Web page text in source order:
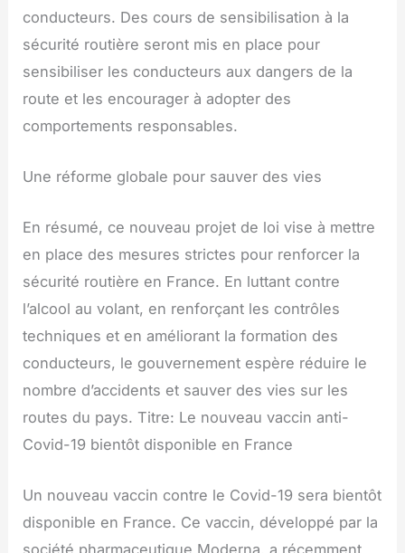
conducteurs. Des cours de sensibilisation à la
sécurité routière seront mis en place pour
sensibiliser les conducteurs aux dangers de la
route et les encourager à adopter des
comportements responsables.
Une réforme globale pour sauver des vies
En résumé, ce nouveau projet de loi vise à mettre
en place des mesures strictes pour renforcer la
sécurité routière en France. En luttant contre
l’alcool au volant, en renforçant les contrôles
techniques et en améliorant la formation des
conducteurs, le gouvernement espère réduire le
nombre d’accidents et sauver des vies sur les
routes du pays. Titre: Le nouveau vaccin anti-
Covid-19 bientôt disponible en France
Un nouveau vaccin contre le Covid-19 sera bientôt
disponible en France. Ce vaccin, développé par la